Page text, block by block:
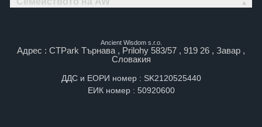
Ancient Wisdom s.r.o.
Адрес : CTPark Търнава , Prilohy 583/57 , 919 26 , Завар ,
Словакия
ДДС и ЕОРИ номер : SK2120525440
ЕИК номер : 50920600